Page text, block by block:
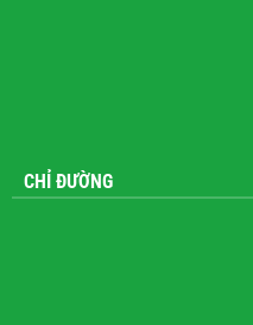
CHỈ ĐƯỜNG